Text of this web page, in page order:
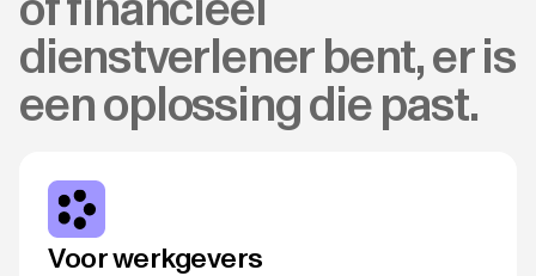
dienstverlener bent, er is
een oplossing die past.
Voor werkgevers